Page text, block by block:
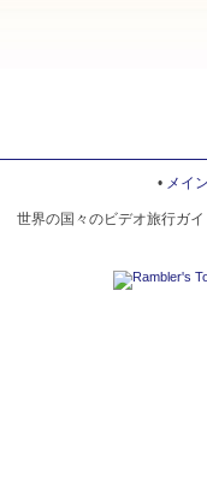
• メイ
世界の国々のビデオ旅行ガ